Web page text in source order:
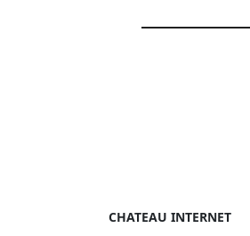
CHATEAU INTERNET